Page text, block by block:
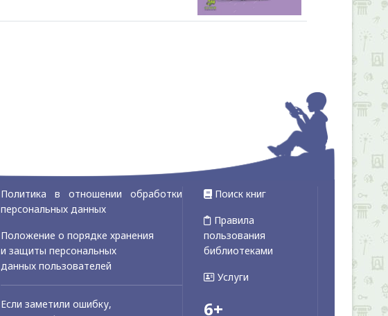
Политика в отношении обработки
персональных данных
Положение о порядке хранения
и защиты персональных
данных пользователей
Если заметили ошибку,
Поиск книг
Правила
пользования
библиотеками
Услуги
6+